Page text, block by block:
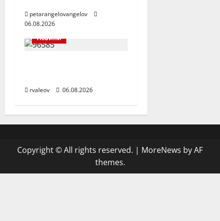
petarangelovangelov
06.08.2026
Новини
rvaleov 06.08.2026
Copyright © All rights reserved. | MoreNews by AF
themes.